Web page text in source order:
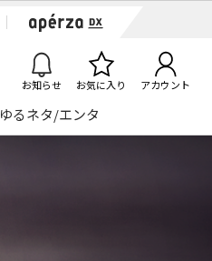
お知らせ お気に入り アカウント
ゆるネタ/エンタ